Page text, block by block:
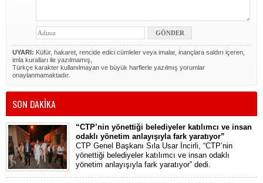
UYARI: Küfür, hakaret, rencide edici cümleler veya imalar, inançlara saldırı içeren,
imla kuralları ile yazılmamış,
Türkçe karakter kullanılmayan ve büyük harflerle yazılmış yorumlar
onaylanmamaktadır.
SON DAKİKA
“CTP’nin yönettiği belediyeler katılımcı ve insan
odaklı yönetim anlayışıyla fark yaratıyor”
CTP Genel Başkanı Sıla Usar İncirli, “CTP’nin
yönettiği belediyeler katılımcı ve insan odaklı
yönetim anlayışıyla fark yaratıyor” dedi.